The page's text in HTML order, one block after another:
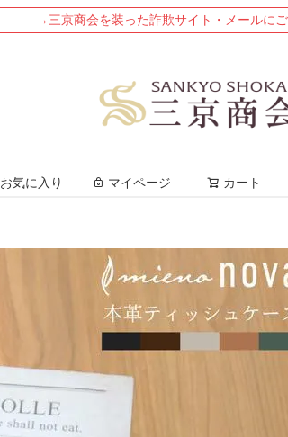
→三京商会を装った詐欺サイト・メールに
お気に入り マイページ カート